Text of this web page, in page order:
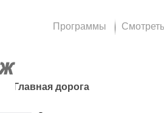
Программы Смотреть
Главная дорога